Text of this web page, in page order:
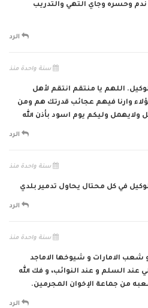
وحسره وجاي التهي والتدريب
الرد
سنة واحدة منذ
اللهم يا منتقم انتقم لأهل
وارنا فيهم عجائب قدرتك هم ومن
ولايهمل وليكم يوم اسود بأذن الله
الرد
سنة واحدة منذ
في كل محتال يحاول تدمير بلدي
الرد
سنة واحدة منذ
و شعب الامارات و شيوخها الاماجد
عند السلم و عند النوائب، و فك الله
من جماعة الإخوان المجرمين.
الرد